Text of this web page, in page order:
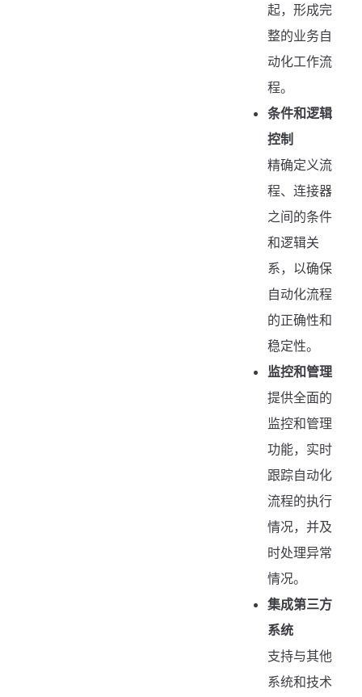
起，形成完
整的业务自
动化工作流
程。
条件和逻辑
控制
精确定义流
程、连接器
之间的条件
和逻辑关
系，以确保
自动化流程
的正确性和
稳定性。
监控和管理
提供全面的
监控和管理
功能，实时
跟踪自动化
流程的执行
情况，并及
时处理异常
情况。
集成第三方
系统
支持与其他
系统和技术